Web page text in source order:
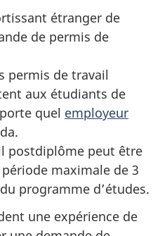
étranger de
de permis de
permis de travail
aux étudiants de
quel employeur
postdiplôme peut être
maximale de 3
programme d’études.
une expérience de